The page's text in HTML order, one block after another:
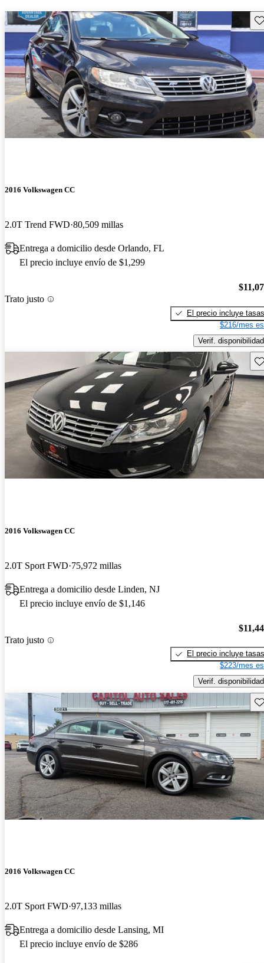
2016 Volkswagen CC
2.0T Trend FWD 80,509 millas
Entrega a domicilio desde Orlando, FL
El precio incluye envío de $1,299
Trato justo
El precio incluye tasas
$216/mes
Verif. disponibilidad
2016 Volkswagen CC
2.0T Sport FWD 75,972 millas
Entrega a domicilio desde Linden, NJ
El precio incluye envío de $1,146
Trato justo
El precio incluye tasas
$223/mes
Verif. disponibilidad
2016 Volkswagen CC
2.0T Sport FWD 97,133 millas
Entrega a domicilio desde Lansing, MI
El precio incluye envío de $286